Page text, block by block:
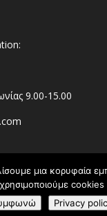
9.00-15.00
& Developed by
μια κορυφαία
χρησιμοποιούμε cookies
Privacy